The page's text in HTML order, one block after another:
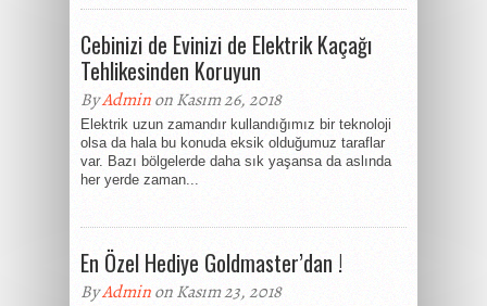
Cebinizi de Evinizi de Elektrik Kaçağı
Tehlikesinden Koruyun
ByAdminon Kasım 26, 2018
Elektrik uzun zamandır kullandığımız bir teknoloji
olsa da hala bu konuda eksik olduğumuz taraflar
var. Bazı bölgelerde daha sık yaşansa da aslında
her yerde zaman...
En Özel Hediye Goldmaster’dan !
ByAdminon Kasım 23, 2018